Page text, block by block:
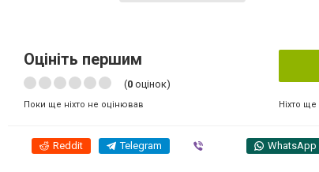
Оцініть першим
(0 оцінок)
Поки ще ніхто не оцінював Ніхто
Reddit Telegram WhatsApp